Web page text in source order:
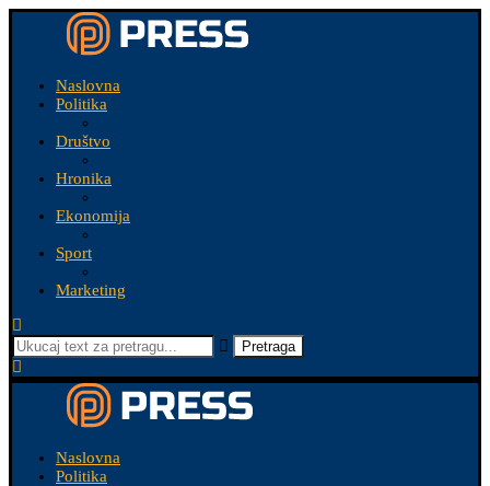
Naslovna
Politika
Društvo
Hronika
Ekonomija
Sport
Marketing
Pretraga
Naslovna
Politika